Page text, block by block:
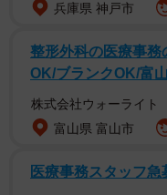
階段の上でもこ～んな格好
兵庫県 神戸市
整形外科の医療事務
OK/ブランクOK/富
株式会社ウォーライト
富山県 富山市
医療事務スタッフ急